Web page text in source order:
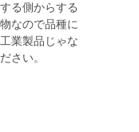
る側からする
なので品種に
業製品じゃな
さい。